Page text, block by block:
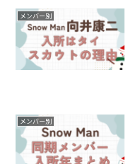
メンバー別
メンバー別